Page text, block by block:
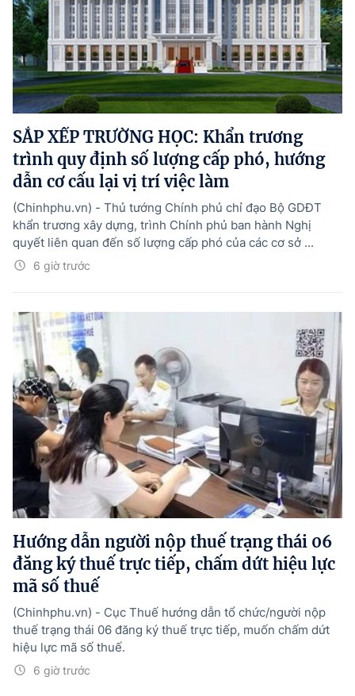
SẮP XẾP TRƯỜNG HỌC: Khẩn trương
trình quy định số lượng cấp phó, hướng
dẫn cơ cấu lại vị trí việc làm
6 giờ trước
(Chinhphu.vn) - Thủ tướng Chính phủ chỉ đạo Bộ GDĐT
khẩn trương xây dựng, trình Chính phủ ban hành Nghị
quyết liên quan đến số lượng cấp phó của các cơ sở ...
Hướng dẫn người nộp thuế trạng thái 06
đăng ký thuế trực tiếp, chấm dứt hiệu lực
mã số thuế
6 giờ trước
(Chinhphu.vn) - Cục Thuế hướng dẫn tổ chức/người nộp
thuế trạng thái 06 đăng ký thuế trực tiếp, muốn chấm dứt
hiệu lực mã số thuế.